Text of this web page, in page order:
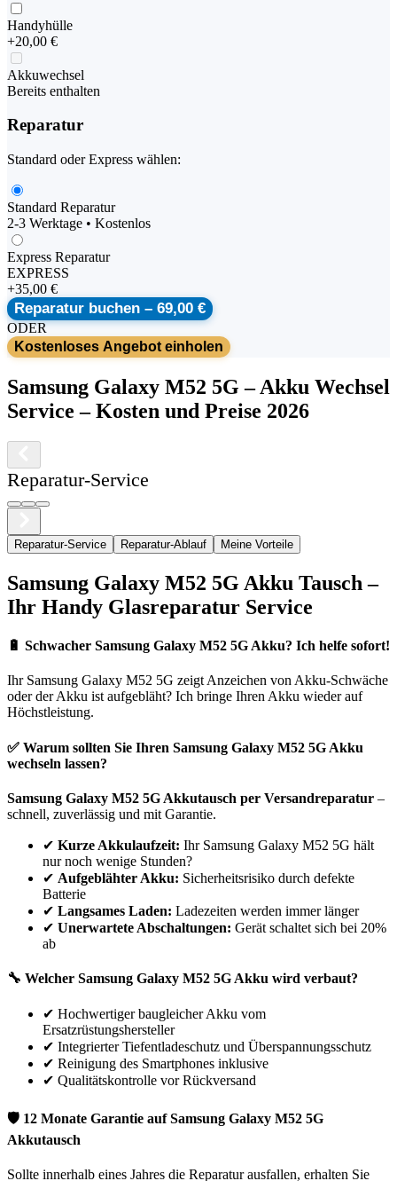
Handyhülle
+20,00 €
Akkuwechsel
Bereits enthalten
Reparatur
Standard oder Express wählen:
Standard Reparatur
2-3 Werktage • Kostenlos
Express Reparatur
EXPRESS
+35,00 €
Reparatur buchen – 69,00 €
ODER
Kostenloses Angebot einholen
Samsung Galaxy M52 5G –Akku Wechsel
Service – Kosten und Preise 2026
Reparatur-Service
Reparatur-Service Reparatur-Ablauf Meine Vorteile
Samsung Galaxy M52 5G Akku Tausch –
Ihr Handy Glasreparatur Service
🔋 Schwacher Samsung Galaxy M52 5G Akku? Ich helfe sofort!
Ihr Samsung Galaxy M52 5G zeigt Anzeichen von Akku-Schwäche
oder der Akku ist aufgebläht? Ich bringe Ihren Akku wieder auf
Höchstleistung.
✅ Warum sollten Sie Ihren Samsung Galaxy M52 5G Akku
wechseln lassen?
Samsung Galaxy M52 5G Akkutausch per Versandreparatur –
schnell, zuverlässig und mit Garantie.
✔ Kurze Akkulaufzeit: Ihr Samsung Galaxy M52 5G hält
nur noch wenige Stunden?
✔ Aufgeblähter Akku: Sicherheitsrisiko durch defekte
Batterie
✔ Langsames Laden: Ladezeiten werden immer länger
✔ Unerwartete Abschaltungen: Gerät schaltet sich bei 20%
ab
🔧 Welcher Samsung Galaxy M52 5G Akku wird verbaut?
✔ Hochwertiger baugleicher Akku vom
Ersatzrüstungshersteller
✔ Integrierter Tiefentladeschutz und Überspannungsschutz
✔ Reinigung des Smartphones inklusive
✔ Qualitätskontrolle vor Rückversand
🛡 12 Monate Garantie aufSamsung Galaxy M52 5G
Akkutausch
Sollte innerhalb eines Jahres die Reparatur ausfallen, erhalten Sie